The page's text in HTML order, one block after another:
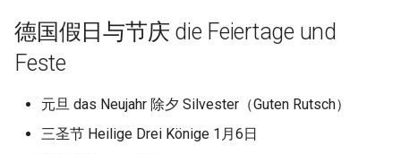
德国假日与节庆 die Feiertage und
Feste
元旦 das Neujahr 除夕 Silvester（Guten Rutsch）
三圣节 Heilige Drei Könige 1月6日